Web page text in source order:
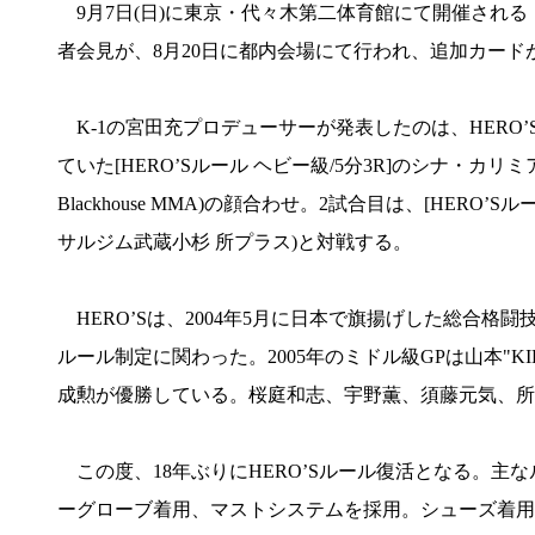
9月7日(日)に東京・代々木第二体育館にて開催され
者会見が、8月20日に都内会場にて行われ、追加カード
K-1の宮田充プロデューサーが発表したのは、
ていた[HERO’Sルール ヘビー級/5分3R]のシナ・カリ
Blackhouse MMA)の顔合わせ。2試合目は、[HERO’S
サルジム武蔵小杉 所プラス)と対戦する。
HERO’Sは、2004年5月に日本で旗揚げした総合格
ルール制定に関わった。2005年のミドル級GPは山本
成勲が優勝している。桜庭和志、宇野薫、須藤元気、
この度、18年ぶりにHERO’Sルール復活となる。主
ーグローブ着用、マストシステムを採用。シューズ着